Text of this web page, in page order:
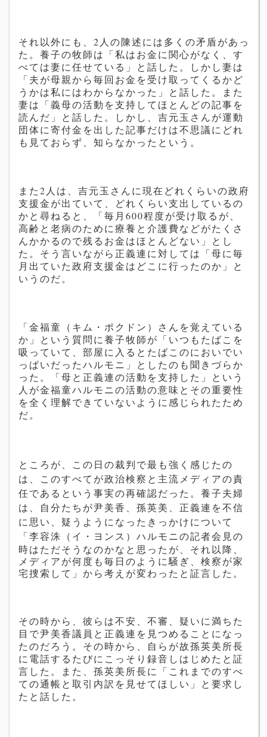
それ以外にも、2人の陳述には多くの矛盾があっ
た。養子の牧師は「私はお金に関心がなく、す
べては妻に任せている」と話した。しかし妻は
「夫が母親から毎回お金を受け取ってくるかど
うかは私にはわからなかった」と話した。また
妻は「義母の活動を支持してほとんどの記事を
読んだ」と話した。しかし、 吉元玉 さんが運動
団体に寄付金を出した記事だけは不思議にどれ
も見ておらず、知らなかったという。
また2人は、 吉元玉 さんに現在どれくらいの政府
支援金が出ていて、どれくらい支出しているの
かと尋ねると、「毎月 600程度が受け取るが、
高齢と老病のために療養と介護費などがたくさ
んかかるので残るお金はほとんどない」とし
た。そう言いながら正義連に対しては「母に毎
月出ていた政府支援金はどこに行ったのか」と
いうのだ。
「金福童（キム・ポクドン）さんを覚えている
か」という質問に養子牧師が「いつもたばこを
吸っていて、部屋に入るとたばこのにおいでい
っぱいだったハルモニ」としたのも聞きづらか
った。「母と正義連の活動を支持した」という
人が金福童ハルモニの活動の意味とその重要性
を全く理解できていないように感じられたため
だ。
ところが、この日の裁判で最も強く感じたの
は、このすべてが政治検察と主流メディアの責
任であるという事実の再確認だった。養子夫婦
は、自分たちが尹美香、 孫英美
、正義連を不信
に思い、疑うようになったきっかけについて
「李容洙（イ・ヨンス）ハルモニの記者会見の
時はただそうなのかなと思ったが、それ以降、
メディアが何度も毎日のように騒ぎ、検察が家
宅捜索して」から考えが変わったと証言した。
その時から、彼らは不安、不審、疑いに満ちた
目で尹美香議員と正義連を見つめることになっ
たのだろう。その時から、自らが故孫英美 所長
に電話するたびにこっそり録音しはじめたと証
言した。また、孫英美所長に「これまでのすべ
ての通帳と取引内訳を見せてほしい」と要求し
たと話した。